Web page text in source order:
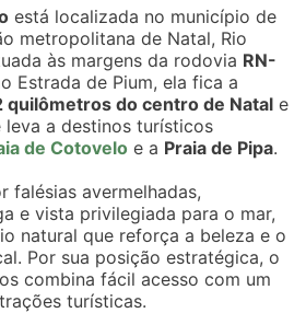
está localizada no município de
metropolitana de Natal, Rio
às margens da rodovia RN-
Estrada de Pium, ela fica a
quilômetros do centro de Natal e
leva a destinos turísticos
de Cotovelo e a Praia de Pipa.
falésias avermelhadas,
e vista privilegiada para o mar,
natural que reforça a beleza e o
Por sua posição estratégica, o
combina fácil acesso com um
turísticas.